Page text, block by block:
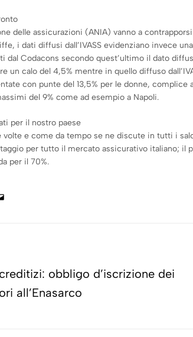
delle assicurazioni (ANIA) vanno a
i dati diffusi dall’IVASS evidenziano invece
dal Codacons secondo quest’ultimo il dato
un calo del 4,5% mentre in quello diffuso
con punte del 13,5% per le donne,
del 9% come ad esempio a Napoli.
per il nostro paese
volte e come da tempo se ne discute in tutti i
per tutto il mercato assicurativo italiano; il
per il 70%.
obbligo d’iscrizione dei
all’Enasarco